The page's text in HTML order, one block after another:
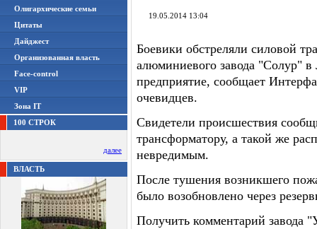
Олигархические семьи
Цитаты
Дайджест
Организованная власть
Face-control
VIP
Зона IT
100 СТРОК
далее
ВЛАСТЬ
19.05.2014 13:04
Боевики обстреляли силовой
алюминиевого завода "Солур" в
предприятие, сообщает
очевидцев.
Свидетели происшествия
трансформатору, а такой же
невредимым.
После тушения возникшего
было возобновлено через
Получить комментарий завода